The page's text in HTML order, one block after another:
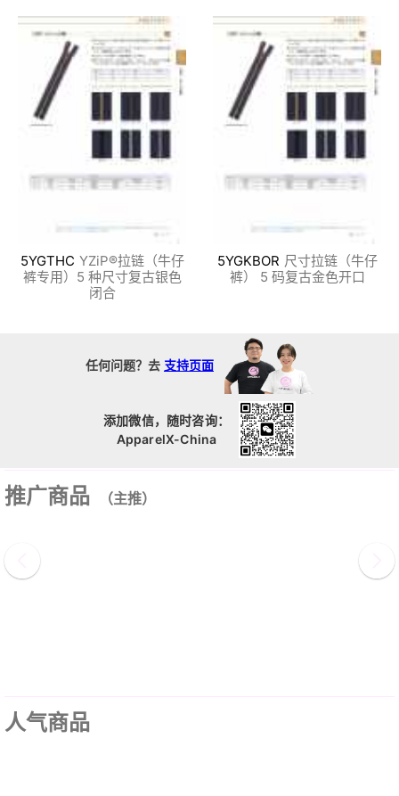
5YGTHC YZiP®拉链（牛仔
裤专用）5 种尺寸复古银色
闭合
5YGKBOR 尺寸拉链（牛仔
裤） 5 码复古金色开口
任何问题？去 支持页面
添加微信，随时咨询：
ApparelX-China
推广商品 （主推）
人气商品